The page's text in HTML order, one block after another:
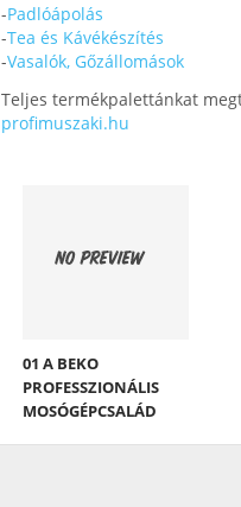
-Padlóápolás
-Tea és Kávékészítés
-Vasalók, Gőzállomások
Teljes termékpalettánkat
profimuszaki.hu
01 A BEKO
PROFESSZIONÁLIS
MOSÓGÉPCSALÁD